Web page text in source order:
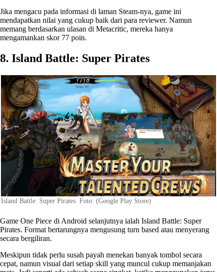
Jika mengacu pada informasi di laman Steam-nya, game ini
mendapatkan nilai yang cukup baik dari para reviewer. Namun
memang berdasarkan ulasan di Metacritic, mereka hanya
mengamankan skor 77 poin.
8. Island Battle: Super Pirates
Island Battle: Super Pirates. Foto: (Google Play Store)
Game One Piece di Android selanjutnya ialah Island Battle: Super
Pirates. Format bertarungnya mengusung turn based atau menyerang
secara bergiliran.
Meskipun tidak perlu susah payah menekan banyak tombol secara
cepat, namun visual dari setiap skill yang muncul cukup memanjakan